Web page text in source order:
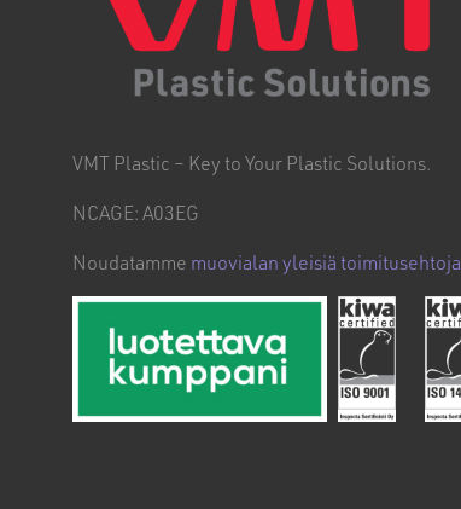
VMT Plastic – Key to Your Plastic Solutions.
NCAGE: A03EG
Noudatamme muovialan yleisiä toimitusehtoja